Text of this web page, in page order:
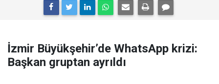
İzmir Büyükşehir’de WhatsApp krizi:
Başkan gruptan ayrıldı